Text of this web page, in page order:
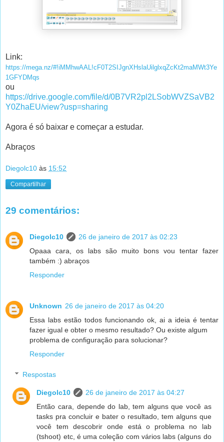
Link:
https://mega.nz/#!iMMhwAAL!cF0T2SIJgnXHslaUilglxqZcKt2maMWt3Ye
1GFYDMqs
ou
https://drive.google.com/file/d/0B7VR2pl2LSobWVZSaVB2
Y0ZhaEU/view?usp=sharing
Agora é só baixar e começar a estudar.
Abraços
Diegolc10 às 15:52
Compartilhar
29 comentários:
Diegolc10
26 de janeiro de 2017 às 02:23
Opaaa cara, os labs são muito bons vou tentar fazer
também :) abraços
Responder
Unknown 26 de janeiro de 2017 às 04:20
Essa labs estão todos funcionando ok, ai a ideia é tentar
fazer igual e obter o mesmo resultado? Ou existe algum
problema de configuração para solucionar?
Responder
Respostas
Diegolc10
26 de janeiro de 2017 às 04:27
Então cara, depende do lab, tem alguns que você as
tasks pra concluir e bater o resultado, tem alguns que
você tem descobrir onde está o problema no lab
(tshoot) etc, é uma coleção com vários labs (alguns do